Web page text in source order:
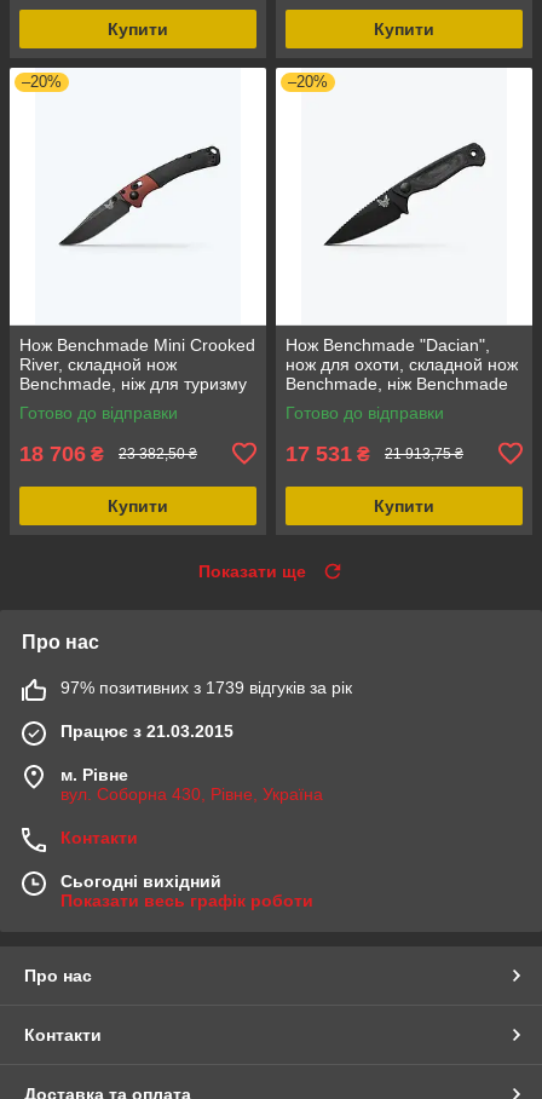
Купити Купити
–20%
Нож Benchmade Mini Crooked
River, складной нож
Benchmade, ніж для туризму
Benchmade, легкий і
компактний
Готово до відправки
18 706 ₴ 23 382,50 ₴
Купити
–20%
Нож Benchmade "Dacian",
нож для охоти, складной нож
Benchmade, ніж Benchmade
для виживання, висока якість
матеріалів
Готово до відправки
17 531 ₴ 21 913,75 ₴
Купити
Показати ще
Про нас
97% позитивних з 1739 відгуків за рік
Працює з 21.03.2015
м. Рівне
вул. Соборна 430, Рівне, Україна
Контакти
Сьогодні вихідний
Показати весь графік роботи
Про нас
Контакти
Доставка та оплата